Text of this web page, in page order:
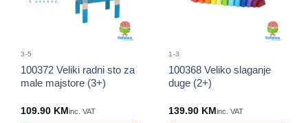
3-5
100372 Veliki radni sto za
male majstore (3+)
109.90 KM inc. VAT
1-3
100368 Veliko slaganje
duge (2+)
139.90 KM inc. VAT